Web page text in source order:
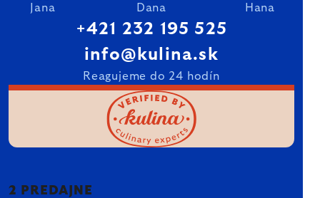
Jana Dana Hana
+421 232 195 525
info@kulina.sk
Reagujeme do 24 hodín
2 PREDAJNE